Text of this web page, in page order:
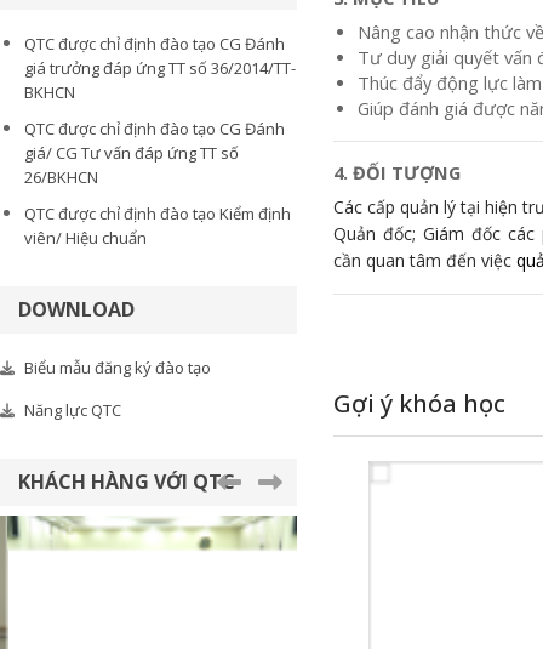
QTC được chỉ định đào tạo CG Đánh
giá trưởng đáp ứng TT số 36/2014/TT-
BKHCN
QTC được chỉ định đào tạo CG Đánh
giá/ CG Tư vấn đáp ứng TT số
26/BKHCN
QTC được chỉ định đào tạo Kiểm định
viên/ Hiệu chuẩn
DOWNLOAD
Biểu mẫu đăng ký đào tạo
Năng lực QTC
KHÁCH HÀNG VỚI QTC
Nâng cao nhận thức
Tư duy giải quyết vấn
Thúc đẩy động lực
Giúp đánh giá được
4. ĐỐI TƯỢNG
Các cấp quản lý tại hiện
Quản đốc; Giám đốc
cần quan tâm đến việc
Gợi ý khóa học